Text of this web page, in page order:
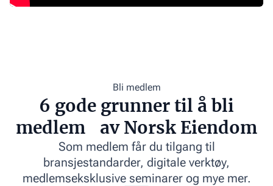
Bli medlem
6 gode grunner til å bli
medlem av Norsk Eiendom
Som medlem får du tilgang til
bransjestandarder, digitale verktøy,
medlemseksklusive seminarer og mye mer.